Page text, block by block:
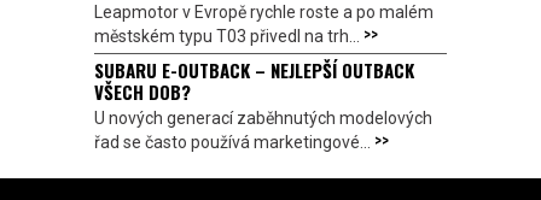
Leapmotor v Evropě rychle roste a po malém
městském typu T03 přivedl na trh... >>
SUBARU E-OUTBACK – NEJLEPŠÍ OUTBACK
VŠECH DOB?
U nových generací zaběhnutých modelových
řad se často používá marketingové... >>